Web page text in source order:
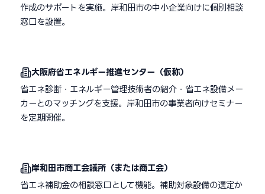
作成のサポートを実施。岸和田市の中小企業向けに個別相談
窓口を設置。
大阪府省エネルギー推進センター（仮称）
省エネ診断・エネルギー管理技術者の紹介・省エネ設備メー
カーとのマッチングを支援。岸和田市の事業者向けセミナー
を定期開催。
岸和田市商工会議所（または商工会）
省エネ補助金の相談窓口として機能。補助対象設備の選定か